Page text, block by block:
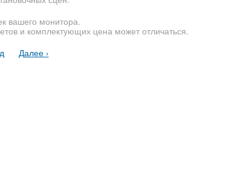
вашего монитора.
и комплектующих цена может отличаться.
Далее ›